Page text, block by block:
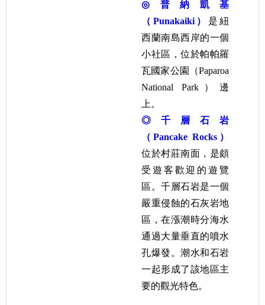
◎ 普納凱基
（Punakaiki） 是紐
西蘭南島西岸的一個
小社區，位於帕帕羅
瓦國家公園
（Paparoa
National Park）邊
上。
◎千層石岩
（Pancake Rocks）
位於村莊南面，是頗
受遊客歡迎的遊覽
區。千層石岩是一個
嚴重侵蝕的石灰岩地
區，在漲潮時分海水
通過大量垂直的噴水
孔爆發。潮水和石岩
一起形成了該地區主
要的觀光特色。